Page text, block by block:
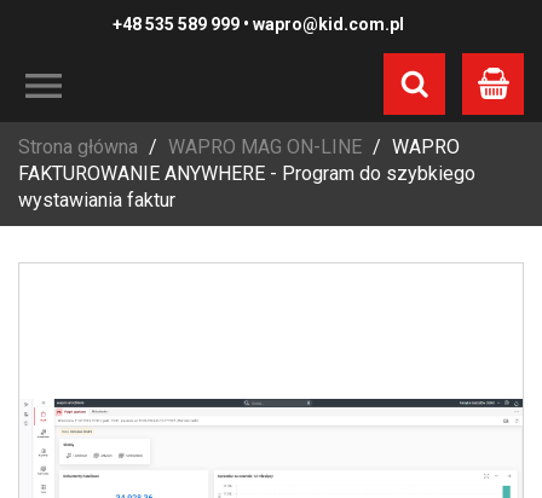
+48 535 589 999 •wapro@kid.com.pl
Koszyk
Strona główna
WAPRO MAG ON-LINE
WAPRO
FAKTUROWANIE ANYWHERE - Program do szybkiego
wystawiania faktur